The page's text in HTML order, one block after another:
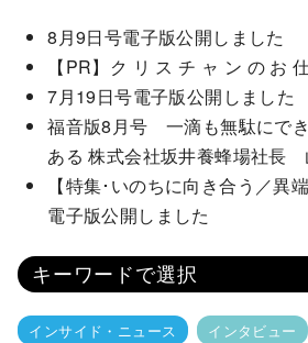
8月9日号電子版公開しました
【PR】ク リ ス チ ャ ン の お
7月19日号電子版公開しました
福音版8月号 一滴も無駄にで
ある 株式会社坂井養蜂場社長
【特集･いのちに向き合う／異
電子版公開しました
キーワードで選択
インサイド・ニュース インタビュー